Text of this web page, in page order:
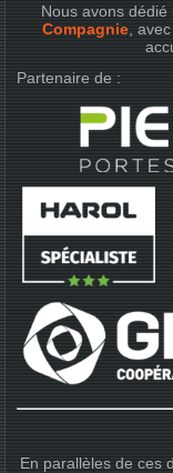
Nous avons dédié
Compagnie ,
Partenaire de :
En parallèles de ces